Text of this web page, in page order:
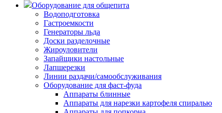
Оборудование для общепита
Водоподготовка
Гастроемкости
Генераторы льда
Доски разделочные
Жироуловители
Запайщики настольные
Лапшерезки
Линии раздачи/самообслуживания
Оборудование для фаст-фуда
Аппараты блинные
Аппараты для нарезки картофеля спиралью